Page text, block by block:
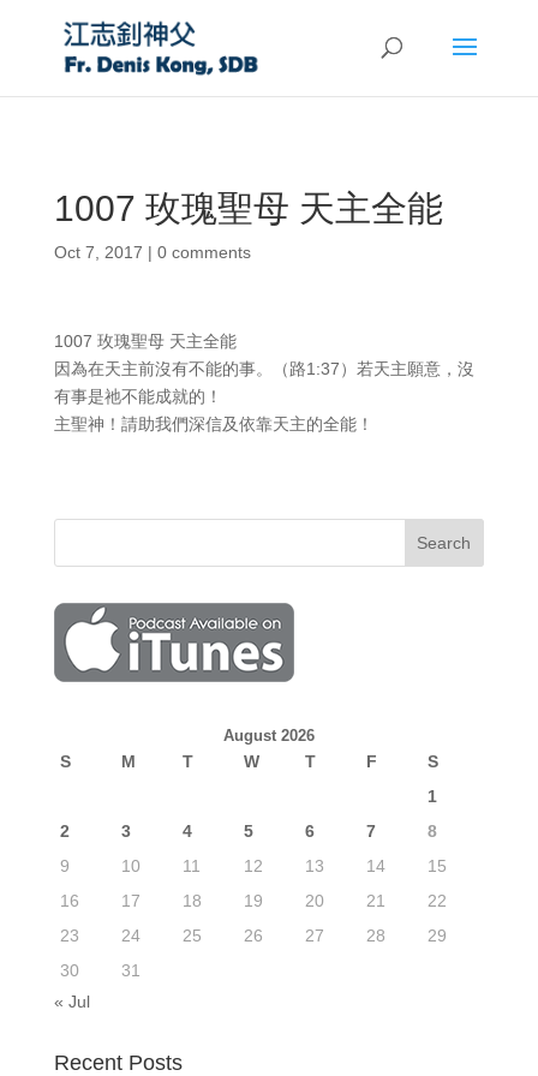
1007 玫瑰聖母 天主全能
Oct 7, 2017 | 0 comments
1007 玫瑰聖母 天主全能
因為在天主前沒有不能的事。（路1:37）若天主願意，沒
有事是祂不能成就的！
主聖神！請助我們深信及依靠天主的全能！
August 2026
S M T W T F
S
1
2
3 4 5 6 7
8
9
10 11 12 13 14
15
16
17 18 19 20 21
22
23
24 25 26 27 28
29
30
31
« Jul
Recent Posts